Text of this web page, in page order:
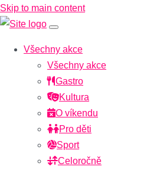
Skip to main content
Všechny akce
Všechny akce
Gastro
Kultura
O víkendu
Pro děti
Sport
Celoročně